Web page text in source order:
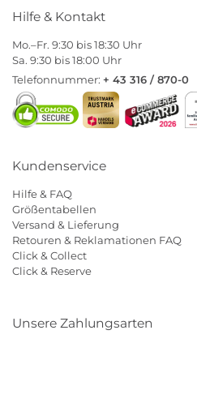
Hilfe & Kontakt
Mo.–Fr. 9:30 bis 18:30 Uhr
Sa. 9:30 bis 18:00 Uhr
Telefonnummer: + 43 316 / 870-0
Kundenservice
Hilfe & FAQ
Größentabellen
Versand & Lieferung
Retouren & Reklamationen FAQ
Click & Collect
Click & Reserve
Unsere Zahlungsarten